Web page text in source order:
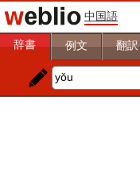
中国語
辞書 例文 翻訳